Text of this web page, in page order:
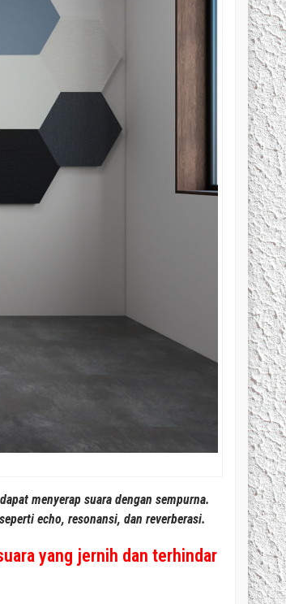
menyerap suara dengan sempurna.
echo, resonansi, dan reverberasi.
yang jernih dan terhindar